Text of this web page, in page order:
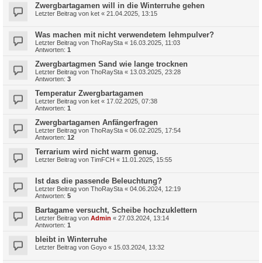
Zwergbartagamen will in die Winterruhe gehen
Letzter Beitrag von ket « 21.04.2025, 13:15
Was machen mit nicht verwendetem lehmpulver?
Letzter Beitrag von ThoRaySta « 16.03.2025, 11:03
Antworten: 1
Zwergbartagmen Sand wie lange trocknen
Letzter Beitrag von ThoRaySta « 13.03.2025, 23:28
Antworten: 3
Temperatur Zwergbartagamen
Letzter Beitrag von ket « 17.02.2025, 07:38
Antworten: 1
Zwergbartagamen Anfängerfragen
Letzter Beitrag von ThoRaySta « 06.02.2025, 17:54
Antworten: 12
Terrarium wird nicht warm genug.
Letzter Beitrag von TimFCH « 11.01.2025, 15:55
Ist das die passende Beleuchtung?
Letzter Beitrag von ThoRaySta « 04.06.2024, 12:19
Antworten: 5
Bartagame versucht, Scheibe hochzuklettern
Letzter Beitrag von Admin « 27.03.2024, 13:14
Antworten: 1
bleibt in Winterruhe
Letzter Beitrag von Goyo « 15.03.2024, 13:32